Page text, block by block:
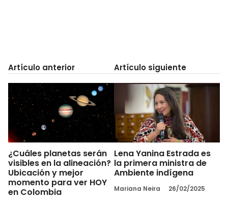
Artículo anterior
¿Cuáles planetas serán
visibles en la alineación?
Ubicación y mejor
momento para ver HOY
en Colombia
Artículo siguiente
Lena Yanina Estrada es
la primera ministra de
Ambiente indígena
Mariana Neira 26/02/2025